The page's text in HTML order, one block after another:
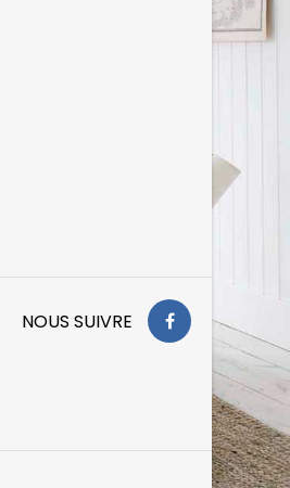
NOUS SUIVRE